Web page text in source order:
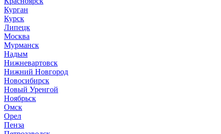
Курган
Курск
Липецк
Москва
Мурманск
Надым
Нижневартовск
Нижний Новгород
Новосибирск
Новый Уренгой
Ноябрьск
Омск
Орел
Пенза